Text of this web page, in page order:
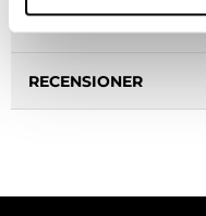
RECENSIONER